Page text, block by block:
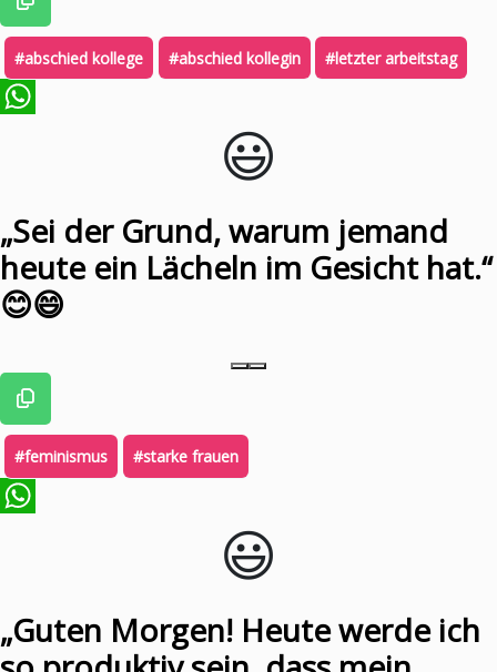
#abschied kollege #abschied kollegin #letzter arbeitstag
😃️
„Sei der Grund, warum jemand
heute ein Lächeln im Gesicht hat.“
😊😄
#feminismus #starke frauen
😃️
„Guten Morgen! Heute werde ich